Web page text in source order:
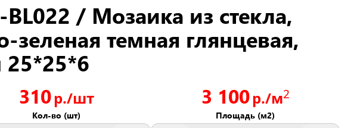
BL022 / Мозаика из стекла,
зеленая темная глянцевая,
25*25*6
310р./шт
Кол-во (шт)
3 100р./м2
Площадь (м2)